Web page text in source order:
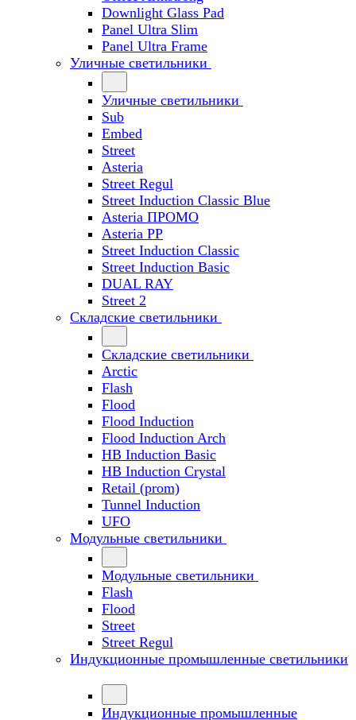
Downlight Glass Pad
Panel Ultra Slim
Panel Ultra Frame
Уличные светильники
Уличные светильники
Sub
Embed
Street
Asteria
Street Regul
Street Induction Classic Blue
Asteria ПРОМО
Asteria PP
Street Induction Classic
Street Induction Basic
DUAL RAY
Street 2
Складские светильники
Складские светильники
Arctic
Flash
Flood
Flood Induction
Flood Induction Arch
HB Induction Basic
HB Induction Crystal
Retail (prom)
Tunnel Induction
UFO
Модульные светильники
Модульные светильники
Flash
Flood
Street
Street Regul
Индукционные промышленные светильники
Индукционные промышленные